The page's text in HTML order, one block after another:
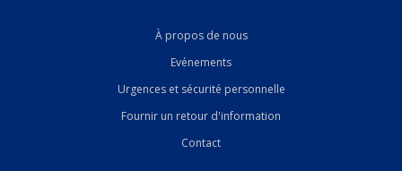
À propos de nous
Evénements
Urgences et sécurité personnelle
Fournir un retour d'information
Contact